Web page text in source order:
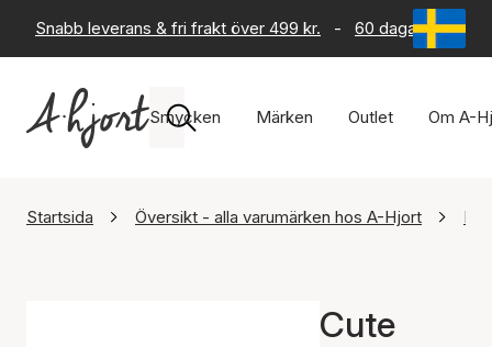
Snabb leverans & fri frakt över 499 kr. - 60 dagars
Smycken Märken Outlet Om A-
Startsida Översikt - alla varumärken hos A-Hjort
Cute